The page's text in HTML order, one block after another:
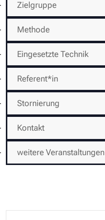
Zielgruppe
Methode
Eingesetzte Technik
Referent*in
Stornierung
Kontakt
weitere Veranstaltungen